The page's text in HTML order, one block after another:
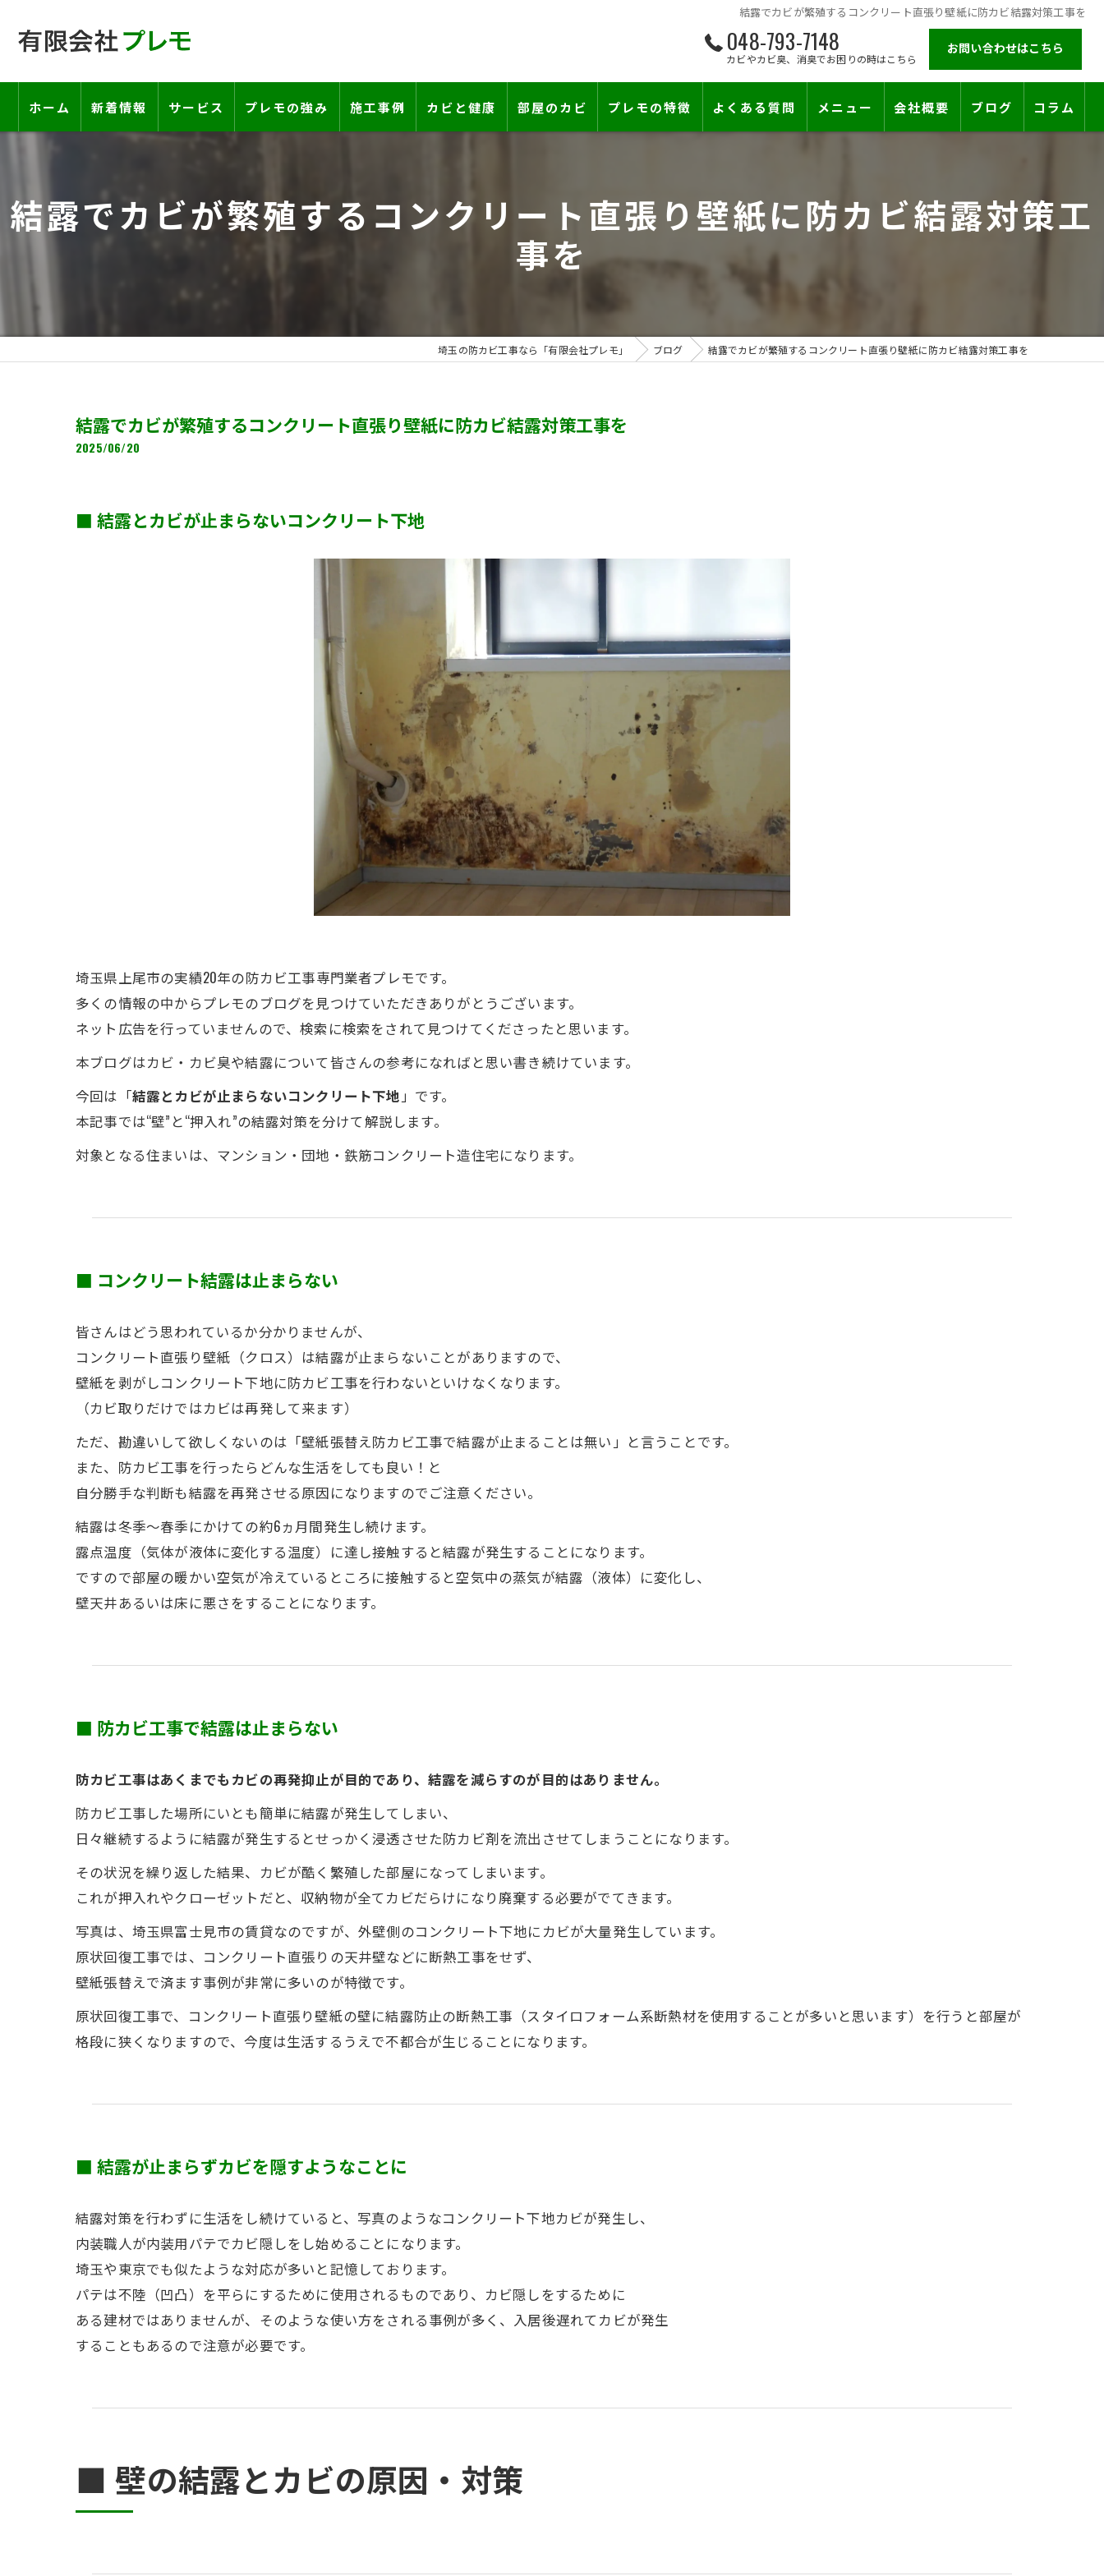
結露でカビが繁殖するコンクリート直張り壁紙に防カビ結露対策工事を
048-793-7148
カビやカビ臭、消臭でお困りの時はこちら
お問い合わせはこちら
ホーム 新着情報 サービス
お客様の声
プレモの強み 施工事例 カビと健康 部屋のカビ
壁紙下地防カビ工事
壁紙カビ・壁紙下地のカビ
カビ臭い部屋
砂壁・珪藻土のカビ
プレモの特徴
建築中のカビ
部屋の除菌消臭
よくある質問 メニュー 会社概要 ブログ コラム
結露でカビが繁殖するコンクリート直張り壁紙に防カビ結露対策工
事を
埼玉の防カビ工事なら「有限会社プレモ」 ブログ 結露でカビが繁殖するコンクリート直張り壁紙に防カビ結露対策工事を
結露でカビが繁殖するコンクリート直張り壁紙に防カビ結露対策工事を
2025/06/20
■ 結露とカビが止まらないコンクリート下地
埼玉県上尾市の実績20年の防カビ工事専門業者プレモです。
多くの情報の中からプレモのブログを見つけていただきありがとうございます。
ネット広告を行っていませんので、検索に検索をされて見つけてくださったと思います。
本ブログはカビ・カビ臭や結露について皆さんの参考になればと思い書き続けています。
今回は「結露とカビが止まらないコンクリート下地 」です。
本記事では“壁”と“押入れ”の結露対策を分けて解説します。
対象となる住まいは、マンション・団地・鉄筋コンクリート造住宅になります。
■ コンクリート結露は止まらない
皆さんはどう思われているか分かりませんが、
コンクリート直張り壁紙（クロス）は結露が止まらないことがありますので、
壁紙を剥がしコンクリート下地に防カビ工事を行わないといけなくなります。
（カビ取りだけではカビは再発して来ます）
ただ、勘違いして欲しくないのは「壁紙張替え防カビ工事で結露が止まることは無い」と言うことです。
また、防カビ工事を行ったらどんな生活をしても良い！と
自分勝手な判断も結露を再発させる原因になりますのでご注意ください。
結露は冬季～春季にかけての約6ヵ月間発生し続けます。
露点温度（気体が液体に変化する温度）に達し接触すると結露が発生することになります。
ですので部屋の暖かい空気が冷えているところに接触すると空気中の蒸気が結露（液体）に変化し、
壁天井あるいは床に悪さをすることになります。
■ 防カビ工事で結露は止まらない
防カビ工事はあくまでもカビの再発抑止が目的であり、結露を減らすのが目的はありません。
防カビ工事した場所にいとも簡単に結露が発生してしまい、
日々継続するように結露が発生するとせっかく浸透させた防カビ剤を流出させてしまうことになります。
その状況を繰り返した結果、カビが酷く繁殖した部屋になってしまいます。
これが押入れやクローゼットだと、収納物が全てカビだらけになり廃棄する必要がでてきます。
写真は、埼玉県富士見市の賃貸なのですが、外壁側のコンクリート下地にカビが大量発生しています。
原状回復工事では、コンクリート直張りの天井壁などに断熱工事をせず、
壁紙張替えで済ます事例が非常に多いのが特徴です。
原状回復工事で、コンクリート直張り壁紙の壁に結露防止の断熱工事（スタイロフォーム系断熱材を使用することが多いと思います）を行うと部屋が
格段に狭くなりますので、今度は生活するうえで不都合が生じることになります。
■ 結露が止まらずカビを隠すようなことに
結露対策を行わずに生活をし続けていると、写真のようなコンクリート下地カビが発生し、
内装職人が内装用パテでカビ隠しをし始めることになります。
埼玉や東京でも似たような対応が多いと記憶しております。
パテは不陸（凹凸）を平らにするために使用されるものであり、カビ隠しをするために
ある建材ではありませんが、そのような使い方をされる事例が多く、入居後遅れてカビが発生
することもあるので注意が必要です。
■ 壁の結露とカビの原因・対策